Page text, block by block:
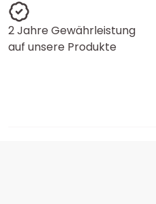
2 Jahre Gewährleistung
auf unsere Produkte